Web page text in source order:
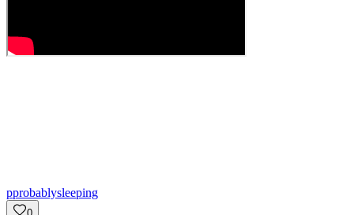
pprobablysleeping